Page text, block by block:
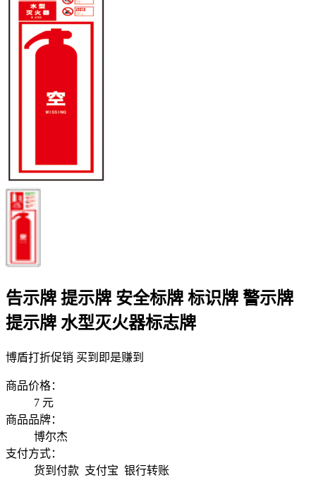
告示牌 提示牌 安全标牌 标识牌 警示牌
提示牌 水型灭火器标志牌
博盾打折促销 买到即是赚到
商品价格：
7 元
商品品牌：
博尔杰
支付方式：
货到付款 支付宝 银行转账